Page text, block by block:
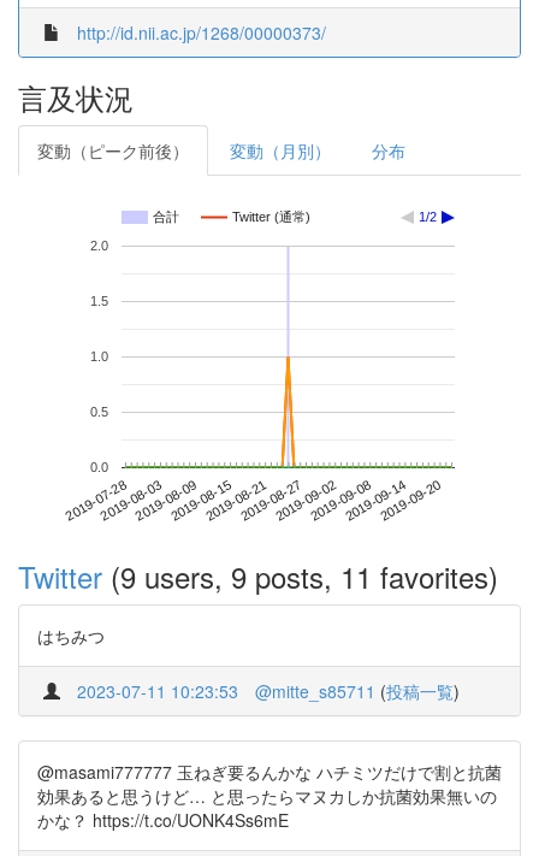
http://id.nii.ac.jp/1268/00000373/
言及状況
変動（ピーク前後） 変動（月別） 分布
合計 Twitter (通常) 1/2
2019-07-282019-08-032019-08-092019-08-152019-08-212019-08-272019-09-022019-09-082019-09-142019-09-20
0.0
0.5
1.0
1.5
2.0
Twitter (9 users, 9 posts, 11 favorites)
はちみつ
2023-07-11 10:23:53 @mitte_s85711 (投稿一覧)
@masami777777 玉ねぎ要るんかな ハチミツだけで割と抗菌
効果あると思うけど… と思ったらマヌカしか抗菌効果無いの
かな？ https://t.co/UONK4Ss6mE